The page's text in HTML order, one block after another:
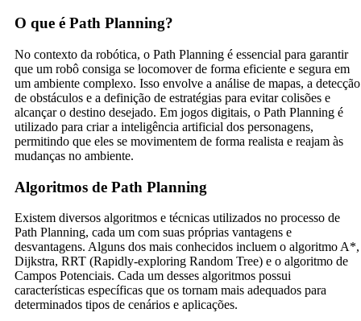
O que é Path Planning?
No contexto da robótica, o Path Planning é essencial para garantir
que um robô consiga se locomover de forma eficiente e segura em
um ambiente complexo. Isso envolve a análise de mapas, a detecção
de obstáculos e a definição de estratégias para evitar colisões e
alcançar o destino desejado. Em jogos digitais, o Path Planning é
utilizado para criar a inteligência artificial dos personagens,
permitindo que eles se movimentem de forma realista e reajam às
mudanças no ambiente.
Algoritmos de Path Planning
Existem diversos algoritmos e técnicas utilizados no processo de
Path Planning, cada um com suas próprias vantagens e
desvantagens. Alguns dos mais conhecidos incluem o algoritmo A*,
Dijkstra, RRT (Rapidly-exploring Random Tree) e o algoritmo de
Campos Potenciais. Cada um desses algoritmos possui
características específicas que os tornam mais adequados para
determinados tipos de cenários e aplicações.